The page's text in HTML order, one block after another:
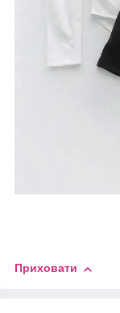
Приховати